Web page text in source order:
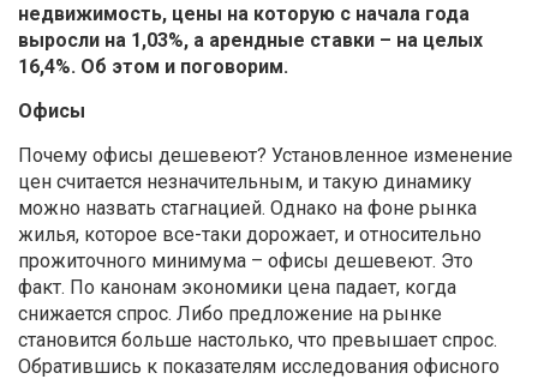
недвижимость, цены на которую с начала года
выросли на 1,03%, а арендные ставки – на целых
16,4%. Об этом и поговорим.
Офисы
Почему офисы дешевеют? Установленное изменение
цен считается незначительным, и такую динамику
можно назвать стагнацией. Однако на фоне рынка
жилья, которое все-таки дорожает, и относительно
прожиточного минимума – офисы дешевеют. Это
факт. По канонам экономики цена падает, когда
снижается спрос. Либо предложение на рынке
становится больше настолько, что превышает спрос.
Обратившись к показателям исследования офисного